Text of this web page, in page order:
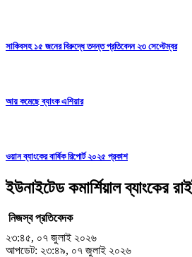
সাকিবসহ ১৫ জনের বিরুদ্ধে তদন্ত প্রতিবেদন ২৩ সেপ্টেম্বর
আয় কমেছে ব্যাংক এশিয়ার
ওয়ান ব্যাংকের বার্ষিক রিপোর্ট ২০২৫ প্রকাশ
ইউনাইটেড কমার্শিয়াল ব্যাংকের
নিজস্ব প্রতিবেদক
২৩:৪৫, ০৭ জুলাই ২০২৬
আপডেট: ২৩:৪৯, ০৭ জুলাই ২০২৬